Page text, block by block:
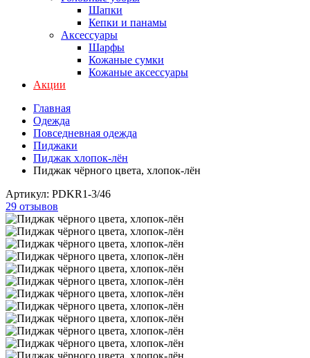
Шапки
Кепки и панамы
Аксессуары
Шарфы
Кожаные сумки
Кожаные аксессуары
Акции
Главная
Одежда
Повседневная одежда
Пиджаки
Пиджак хлопок-лён
Пиджак чёрного цвета, хлопок-лён
Артикул: PDKR1-3/46
29 отзывов